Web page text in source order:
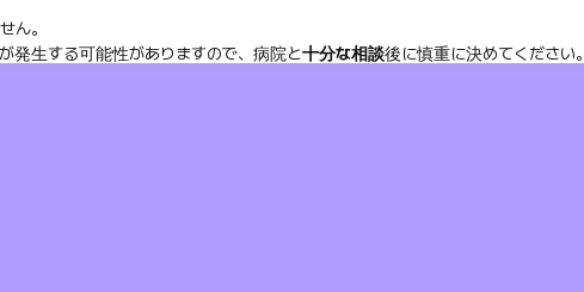
ん。
が発生する可能性がありますので、病院と十分な相談後に慎重に決めてください。